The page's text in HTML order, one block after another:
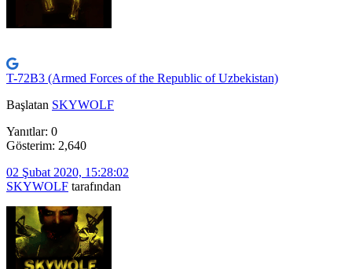
T-72B3 (Armed Forces of the Republic of Uzbekistan)
Başlatan SKYWOLF
Yanıtlar: 0
Gösterim: 2,640
02 Şubat 2020, 15:28:02
SKYWOLF tarafından